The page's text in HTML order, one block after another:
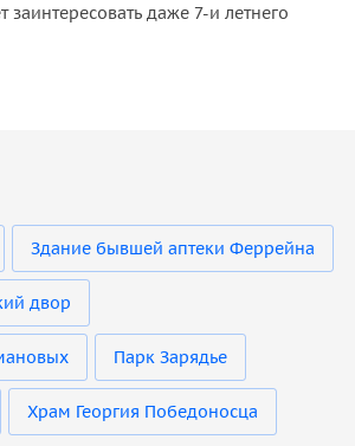
заинтересовать даже 7-и летнего
Здание бывшей аптеки Феррейна
двор
Парк Зарядье
Храм Георгия Победоносца